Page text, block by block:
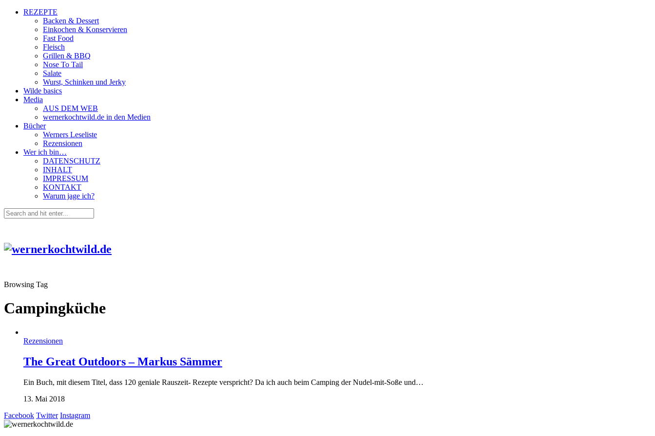
REZEPTE
Backen & Dessert
Einkochen & Konservieren
Fast Food
Fleisch
Grillen & BBQ
Nose To Tail
Salate
Wurst, Schinken und Jerky
Wilde basics
Media
AUS DEM WEB
wernerkochtwild.de in den Medien
Bücher
Werners Leseliste
Rezensionen
Wer ich bin…
DATENSCHUTZ
INHALT
IMPRESSUM
KONTAKT
Warum jage ich?
Browsing Tag
Campingküche
Rezensionen
The Great Outdoors – Markus Sämmer
Ein Buch, mit diesem Titel, dass 120 geniale Rauszeit- Rezepte verspricht? Da ich auch beim Camping der Nudel-mit-Soße und…
13. Mai 2018
Facebook Twitter Instagram